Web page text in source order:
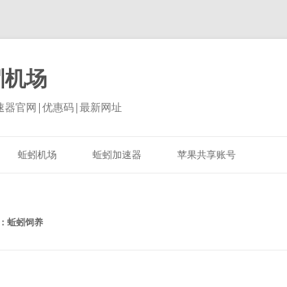
场
器官网|优惠码|最新网址
蚯蚓机场 蚯蚓加速器 苹果共享账号
蚯蚓饲养